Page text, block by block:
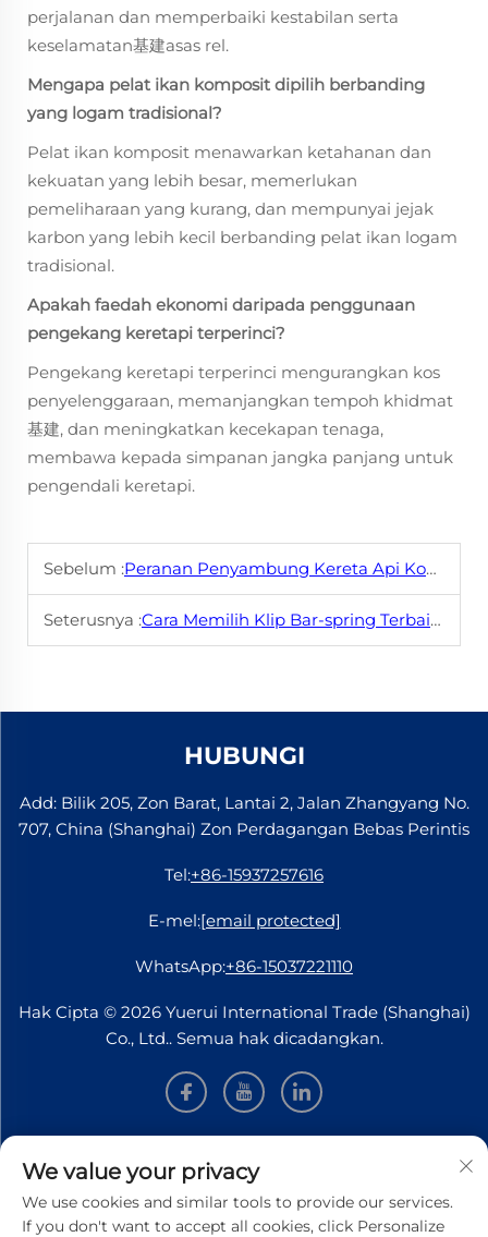
perjalanan dan memperbaiki kestabilan serta
keselamatan基建asas rel.
Mengapa pelat ikan komposit dipilih berbanding
yang logam tradisional?
Pelat ikan komposit menawarkan ketahanan dan
kekuatan yang lebih besar, memerlukan
pemeliharaan yang kurang, dan mempunyai jejak
karbon yang lebih kecil berbanding pelat ikan logam
tradisional.
Apakah faedah ekonomi daripada penggunaan
pengekang keretapi terperinci?
Pengekang keretapi terperinci mengurangkan kos
penyelenggaraan, memanjangkan tempoh khidmat
基建, dan meningkatkan kecekapan tenaga,
membawa kepada simpanan jangka panjang untuk
pengendali keretapi.
Sebelum :Peranan Penyambung Kereta Api Konvensional dalam Operasi Barang Berat
Seterusnya :Cara Memilih Klip Bar-spring Terbaik untuk Keretamu
HUBUNGI
Add: Bilik 205, Zon Barat, Lantai 2, Jalan Zhangyang No.
707, China (Shanghai) Zon Perdagangan Bebas Perintis
Tel:+86-15937257616
E-mel:[email protected]
WhatsApp:+86-15037221110
Hak Cipta © 2026 Yuerui International Trade (Shanghai)
Co., Ltd.. Semua hak dicadangkan.
MAKLUMAT
Daftar untuk menerima buletin mingguan kami
We value your privacy
We use cookies and similar tools to provide our services.
If you don't want to accept all cookies, click Personalize